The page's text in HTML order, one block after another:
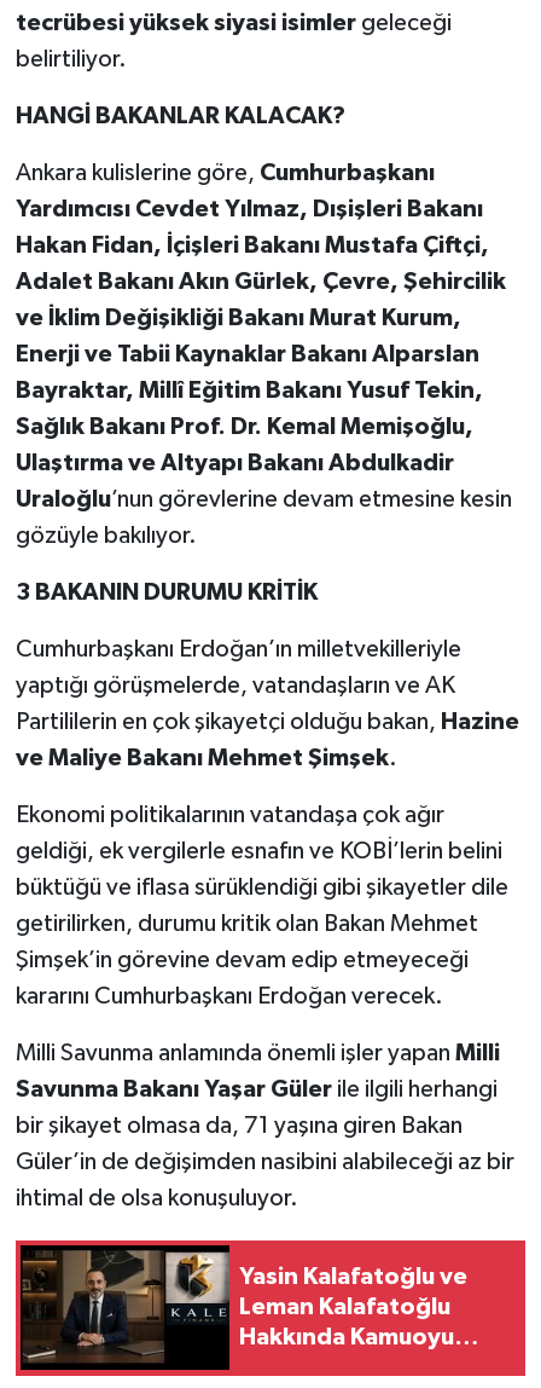
tecrübesi yüksek siyasi isimlergeleceği
belirtiliyor.
HANGİ BAKANLAR KALACAK?
Ankara kulislerine göre, Cumhurbaşkanı
Yardımcısı Cevdet Yılmaz, Dışişleri Bakanı
Hakan Fidan, İçişleri Bakanı Mustafa Çiftçi,
Adalet Bakanı Akın Gürlek, Çevre, Şehircilik
ve İklim Değişikliği Bakanı Murat Kurum,
Enerji ve Tabii Kaynaklar Bakanı Alparslan
Bayraktar, Millî Eğitim Bakanı Yusuf Tekin,
Sağlık Bakanı Prof. Dr. Kemal Memişoğlu,
Ulaştırma ve Altyapı Bakanı Abdulkadir
Uraloğlu’nun görevlerine devam etmesine kesin
gözüyle bakılıyor.
3 BAKANIN DURUMU KRİTİK
Cumhurbaşkanı Erdoğan’ın milletvekilleriyle
yaptığı görüşmelerde, vatandaşların ve AK
Partililerin en çok şikayetçi olduğu bakan, Hazine
ve Maliye Bakanı Mehmet Şimşek.
Ekonomi politikalarının vatandaşa çok ağır
geldiği, ek vergilerle esnafın ve KOBİ’lerin belini
büktüğü ve iflasa sürüklendiği gibi şikayetler dile
getirilirken, durumu kritik olan Bakan Mehmet
Şimşek’in görevine devam edip etmeyeceği
kararını Cumhurbaşkanı Erdoğan verecek.
Milli Savunma anlamında önemli işler yapan Milli
Savunma Bakanı Yaşar Gülerile ilgili herhangi
bir şikayet olmasa da, 71 yaşına giren Bakan
Güler’in de değişimden nasibini alabileceği az bir
ihtimal de olsa konuşuluyor.
Yasin Kalafatoğlu ve
Leman Kalafatoğlu
Hakkında Kamuoyu